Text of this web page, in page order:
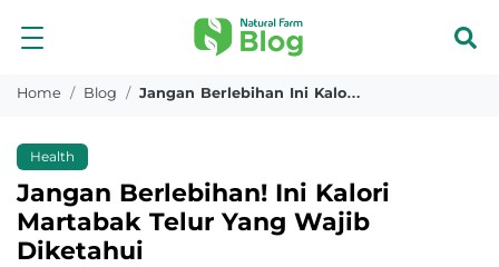
Home Blog Jangan Berlebihan Ini Kalori Martabak Telur Yang Wajib Diketahui
Health
Jangan Berlebihan! Ini Kalori
Martabak Telur Yang Wajib
Diketahui